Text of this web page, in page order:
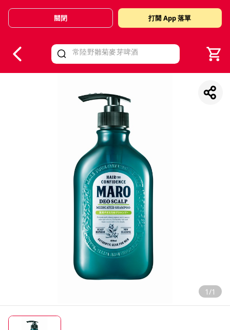
Valid Until 30 June 2026
關閉 打開 App 落單
1/1